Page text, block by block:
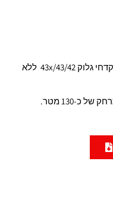
פנס משולב ציין לייזר ירוק המיועד לאקדחי גלוק 43x/43/42 ללא